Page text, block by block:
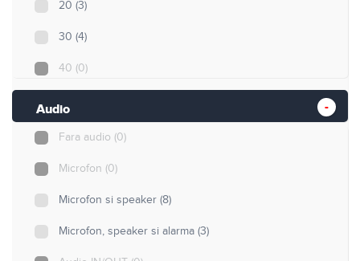
200(0)
300(0)
20 (3)
30 (4)
40 (0)
80
100 (0)
Audio
Fara audio (0)
Microfon (0)
Microfon si speaker (8)
Microfon, speaker si alarma (3)